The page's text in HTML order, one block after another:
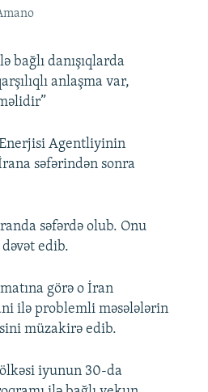
bağlı danışıqlarda
anlaşma var,
Agentliyinin
səfərindən sonra
səfərdə olub. Onu
edib.
görə o İran
ilə problemli məsələlərin
müzakirə edib.
iyunun 30-da